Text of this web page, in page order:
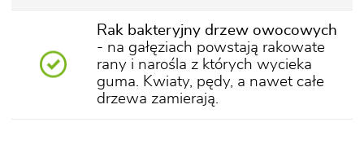
Rak bakteryjny drzew owocowych
- na gałęziach powstają rakowate
rany i narośla z których wycieka
guma. Kwiaty, pędy, a nawet całe
drzewa zamierają.